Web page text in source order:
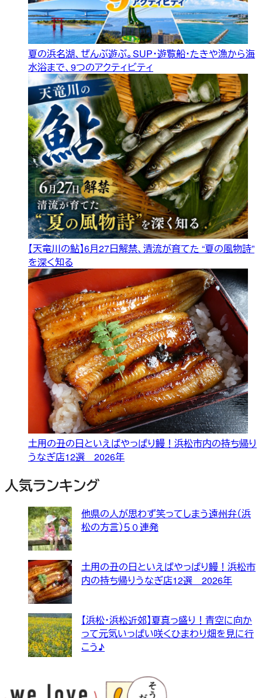
夏の浜名湖、ぜんぶ遊ぶ。SUP・遊覧船・たきや漁から海
水浴まで、9つのアクティビティ
【天竜川の鮎】6月27日解禁、清流が育てた “夏の風物詩”
を深く知る
土用の丑の日といえばやっぱり鰻！浜松市内の持ち帰り
うなぎ店12選 2026年
人気ランキング
他県の人が思わず笑ってしまう遠州弁（浜
松の方言）５０連発
土用の丑の日といえばやっぱり鰻！浜松市
内の持ち帰りうなぎ店12選 2026年
【浜松・浜松近郊】夏真っ盛り！青空に向か
って元気いっぱい咲くひまわり畑を見に行
こう♪